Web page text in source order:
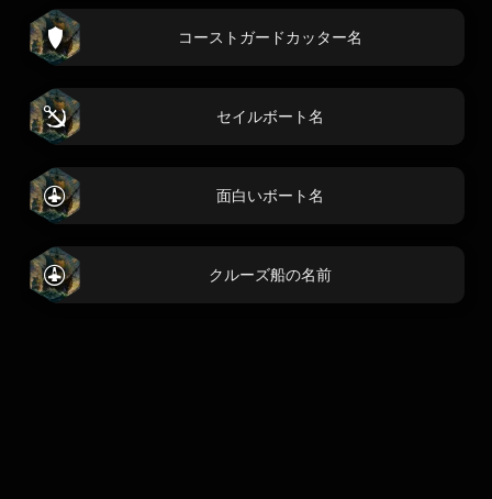
コーストガードカッター名
セイルボート名
面白いボート名
クルーズ船の名前